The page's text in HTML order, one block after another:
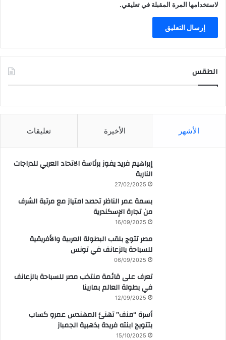
لاستخدامها المرة المقبلة في تعليقي.
الطقس
الأشهر الأخيرة تعليقات
إبراهيم فريد يفوز برئاسة الاتحاد العربي للدراجات
النارية
27/02/2025
بسمة عمر الناظر تحصد امتياز مع مرتبة الشرف
من تجارة الإسكندرية
16/09/2025
مصر تتوج بلقب البطولة العربية والأفريقية
للسباحة بالزعانف في تونس
06/09/2025
تعرف على قائمة منتخب مصر للسباحة بالزعانف
في بطولة العالم بمارينا
12/09/2025
أسرة “منف” تهنئ المهندس عمرو كساب
بتتويج ابنته فريدة بذهبية الجمباز
15/10/2025